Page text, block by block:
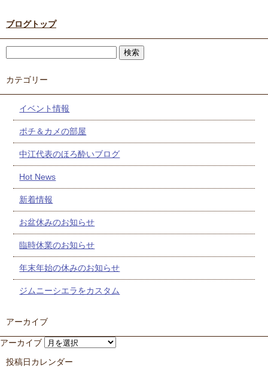
ブログトップ
カテゴリー
イベント情報
ポチ＆カメの部屋
中江代表のほろ酔いブログ
Hot News
新着情報
お盆休みのお知らせ
臨時休業のお知らせ
年末年始の休みのお知らせ
ジムニーシエラをカスタム
アーカイブ
アーカイブ
投稿日カレンダー